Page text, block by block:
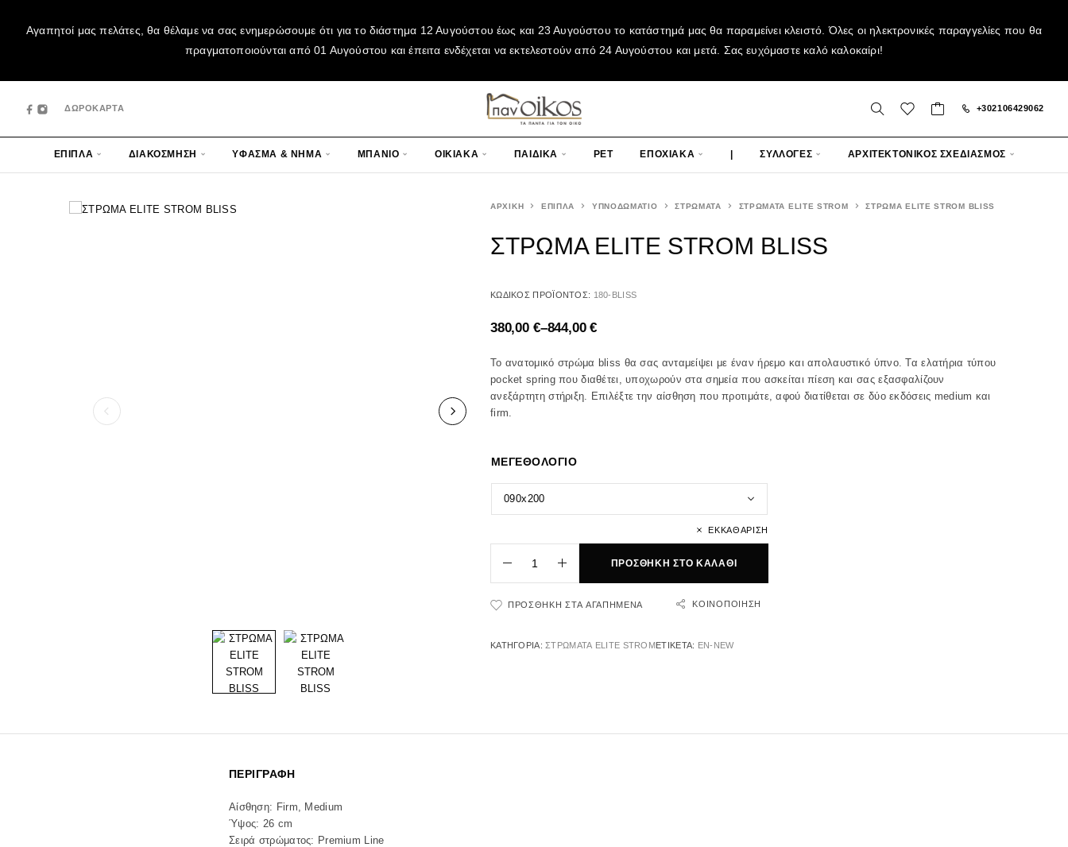
Αγαπητοί μας πελάτες, θα θέλαμε να σας ενημερώσουμε ότι για το διάστημα 12 Αυγούστου έως και 23 Αυγούστου το κατάστημά μας θα παραμείνει κλειστό. Όλες οι ηλεκτρονικές παραγγελίες που θα
πραγματοποιούνται από 01 Αυγούστου και έπειτα ενδέχεται να εκτελεστούν από 24 Αυγούστου και μετά. Σας ευχόμαστε καλό καλοκαίρι!
ΔΩΡΟΚΑΡΤΑ +302106429062
ΕΠΙΠΛΑ ΔΙΑΚΟΣΜΗΣΗ ΥΦΑΣΜΑ & ΝΗΜΑ ΜΠΑΝΙΟ ΟΙΚΙΑΚΑ ΠΑΙΔΙΚΑ PET ΕΠΟΧΙΑΚΑ | ΣΥΛΛΟΓΕΣ ΑΡΧΙΤΕΚΤΟΝΙΚΟΣ ΣΧΕΔΙΑΣΜΟΣ
ΑΡΧΙΚΉ ΕΠΙΠΛΑ ΥΠΝΟΔΩΜΑΤΙΟ ΣΤΡΩΜΑΤΑ ΣΤΡΩΜΑΤΑ ELITE STROM ΣΤΡΩΜΑ ELITE STROM BLISS
ΣΤΡΩΜΑ ELITE STROM BLISS
ΚΩΔΙΚΌΣ ΠΡΟΪΌΝΤΟΣ: 180-BLISS
380,00 €–844,00€
Το ανατομικό στρώμα bliss θα σας ανταμείψει με έναν ήρεμο και απολαυστικό ύπνο. Τα ελατήρια τύπου
pocket spring που διαθέτει, υποχωρούν στα σημεία που ασκείται πίεση και σας εξασφαλίζουν
ανεξάρτητη στήριξη. Επιλέξτε την αίσθηση που προτιμάτε, αφού διατίθεται σε δύο εκδόσεις medium και
firm.
ΜΕΓΕΘΟΛΟΓΙΟ
ΕΚΚΑΘΆΡΙΣΗ
ΠΡΟΣΘΉΚΗ ΣΤΟ ΚΑΛΆΘΙ
ΠΡΟΣΘΉΚΗ ΣΤΑ ΑΓΑΠΗΜΈΝΑ ΚΟΙΝΟΠΟΊΗΣΗ
ΚΑΤΗΓΟΡΊΑ:ΣΤΡΩΜΑΤΑ ELITE STROMΕΤΙΚΈΤΑ: EN-NEW
ΠΕΡΙΓΡΑΦΉ
Αίσθηση: Firm, Medium
Ύψος: 26 cm
Σειρά στρώματος: Premium Line